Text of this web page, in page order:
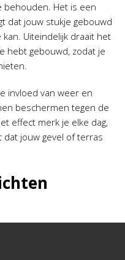
behouden. Het is een
dat jouw stukje gebouwd
Uiteindelijk draait het
hebt gebouwd, zodat je
invloed van weer en
beschermen tegen de
effect merk je elke dag,
jouw gevel of terras